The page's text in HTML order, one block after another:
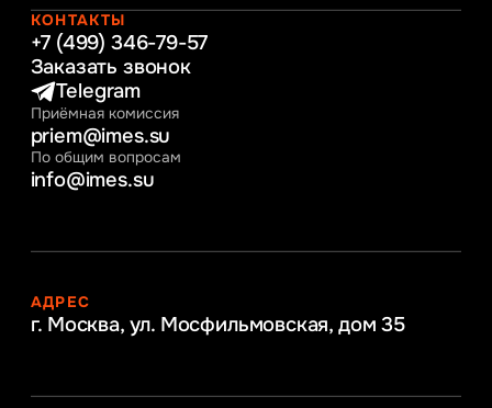
Интернет-маркетинг
КОНТАКТЫ
+7 (499) 346-79-57
Заказать звонок
Telegram
Приёмная комиссия
priem@imes.su
По общим вопросам
info@imes.su
АДРЕС
г. Москва, ул. Мосфильмовская, дом 35